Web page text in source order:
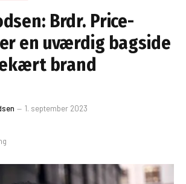
Brdr. Price-
en uværdig bagside
brand
1. september 2023